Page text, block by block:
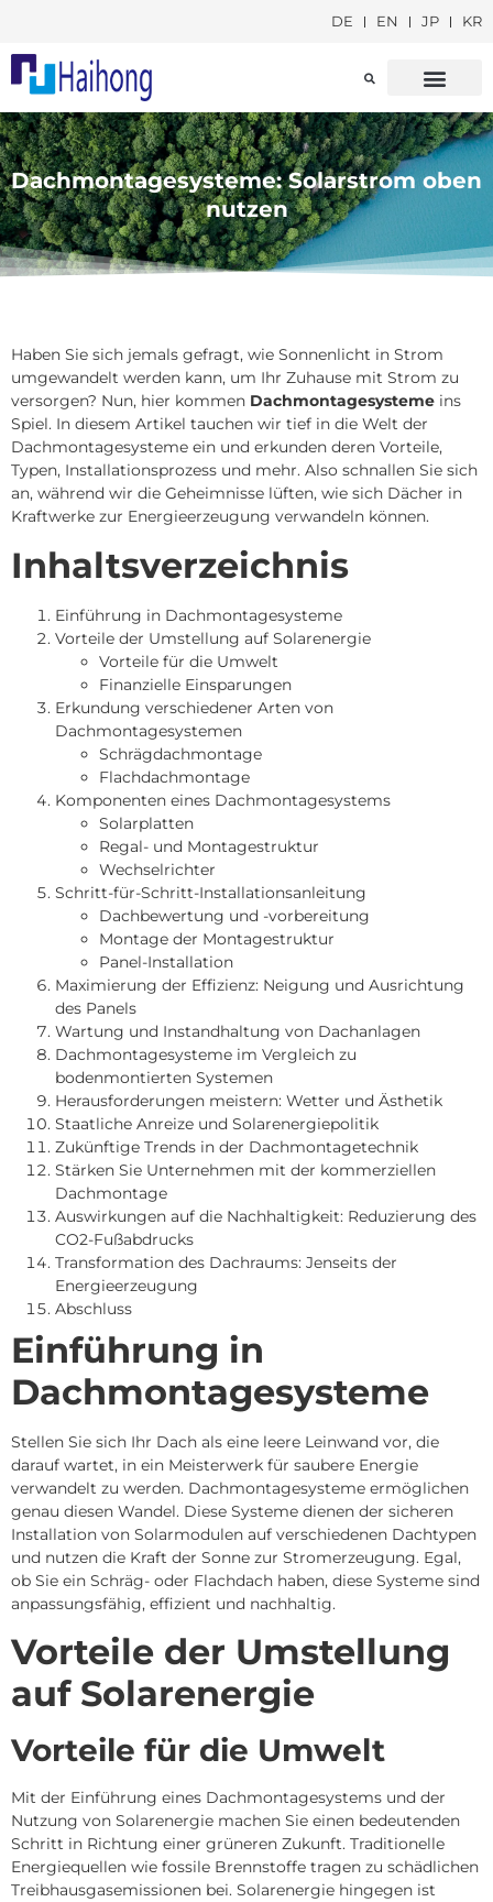
DE EN JP KR
Dachmontagesysteme: Solarstrom oben
nutzen
Haben Sie sich jemals gefragt, wie Sonnenlicht in Strom
umgewandelt werden kann, um Ihr Zuhause mit Strom zu
versorgen? Nun, hier kommen Dachmontagesysteme ins
Spiel. In diesem Artikel tauchen wir tief in die Welt der
Dachmontagesysteme ein und erkunden deren Vorteile,
Typen, Installationsprozess und mehr. Also schnallen Sie sich
an, während wir die Geheimnisse lüften, wie sich Dächer in
Kraftwerke zur Energieerzeugung verwandeln können.
Inhaltsverzeichnis
Einführung in Dachmontagesysteme
Vorteile der Umstellung auf Solarenergie
Vorteile für die Umwelt
Finanzielle Einsparungen
Erkundung verschiedener Arten von
Dachmontagesystemen
Schrägdachmontage
Flachdachmontage
Komponenten eines Dachmontagesystems
Solarplatten
Regal- und Montagestruktur
Wechselrichter
Schritt-für-Schritt-Installationsanleitung
Dachbewertung und -vorbereitung
Montage der Montagestruktur
Panel-Installation
Maximierung der Effizienz: Neigung und Ausrichtung
des Panels
Wartung und Instandhaltung von Dachanlagen
Dachmontagesysteme im Vergleich zu
bodenmontierten Systemen
Herausforderungen meistern: Wetter und Ästhetik
Staatliche Anreize und Solarenergiepolitik
Zukünftige Trends in der Dachmontagetechnik
Stärken Sie Unternehmen mit der kommerziellen
Dachmontage
Auswirkungen auf die Nachhaltigkeit: Reduzierung des
CO2-Fußabdrucks
Transformation des Dachraums: Jenseits der
Energieerzeugung
Abschluss
Einführung in
Dachmontagesysteme
Stellen Sie sich Ihr Dach als eine leere Leinwand vor, die
darauf wartet, in ein Meisterwerk für saubere Energie
verwandelt zu werden. Dachmontagesysteme ermöglichen
genau diesen Wandel. Diese Systeme dienen der sicheren
Installation von Solarmodulen auf verschiedenen Dachtypen
und nutzen die Kraft der Sonne zur Stromerzeugung. Egal,
ob Sie ein Schräg- oder Flachdach haben, diese Systeme sind
anpassungsfähig, effizient und nachhaltig.
Vorteile der Umstellung
auf Solarenergie
Vorteile für die Umwelt
Mit der Einführung eines Dachmontagesystems und der
Nutzung von Solarenergie machen Sie einen bedeutenden
Schritt in Richtung einer grüneren Zukunft. Traditionelle
Energiequellen wie fossile Brennstoffe tragen zu schädlichen
Treibhausgasemissionen bei. Solarenergie hingegen ist